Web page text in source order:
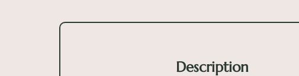
Description